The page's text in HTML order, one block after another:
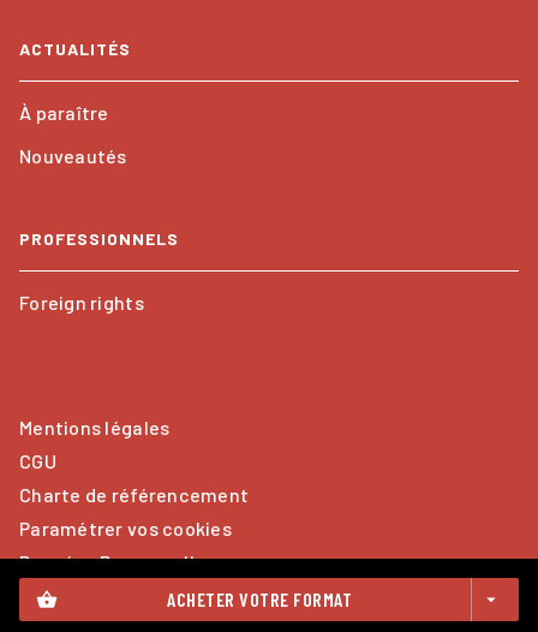
shopping_basket ACHETER VOTRE FORMAT arrow_drop_down
ACTUALITÉS
À paraître
Nouveautés
PROFESSIONNELS
Foreign rights
Mentions légales
CGU
Charte de référencement
Paramétrer vos cookies
Données Personnelles